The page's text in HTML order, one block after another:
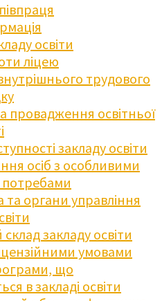
освіти
ліцею
трудового
провадження освітньої
закладу освіти
осіб з особливими
потребами
та органи управління
закладу освіти
умовами
що
в закладі освіти